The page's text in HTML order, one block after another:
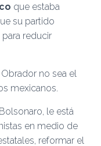
que estaba
su partido
reducir
no sea el
mexicanos.
le está
en medio de
reformar el